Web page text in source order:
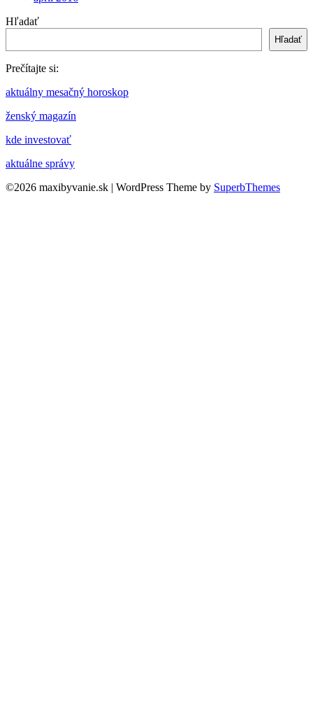
Hľadať
Hľadať
Prečítajte si:
aktuálny mesačný horoskop
ženský magazín
kde investovať
aktuálne správy
©2026 maxibyvanie.sk | WordPress Theme by SuperbThemes